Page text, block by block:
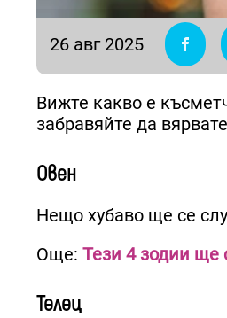
26 авг 2025
Вижте какво е
забравяйте да
Овен
Нещо хубаво ще се
Още: Тези 4 зодии ще
Телец